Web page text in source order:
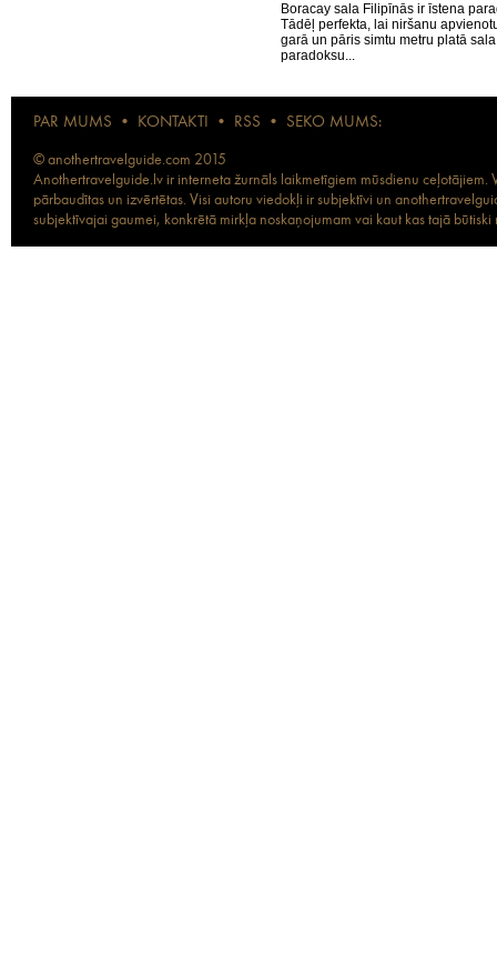
Boracay sala Filipīnās ir īstena
Tādēļ perfekta, lai niršanu
garā un pāris simtu metru platā
paradoksu...
PAR MUMS • KONTAKTI • RSS • SEKO MUMS:
© anothertravelguide.com 2015
Anothertravelguide.lv ir interneta žurnāls laikmetīgiem mūsdienu
pārbaudītas un izvērtētas. Visi autoru viedokļi ir subjektīvi un
subjektīvajai gaumei, konkrētā mirkļa noskaņojumam vai kaut kas tajā